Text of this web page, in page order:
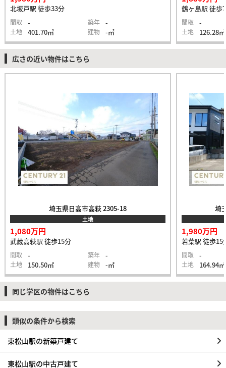
北坂戸駅 徒歩33分
間取 - 築年 -
土地 401.70㎡ 建物 -㎡
鶴ヶ島駅 徒歩
間取 -
土地 126.28㎡
広さの近い物件はこちら
埼玉県日高市高萩 2305-18
土地
1,080万円
武蔵高萩駅 徒歩15分
間取 - 築年 -
土地 150.50㎡ 建物 -㎡
埼
1,980万円
若葉駅 徒歩15
間取 -
土地 164.94㎡
同じ学区の物件はこちら
類似の条件から検索
東松山駅の新築戸建て
東松山駅の中古戸建て